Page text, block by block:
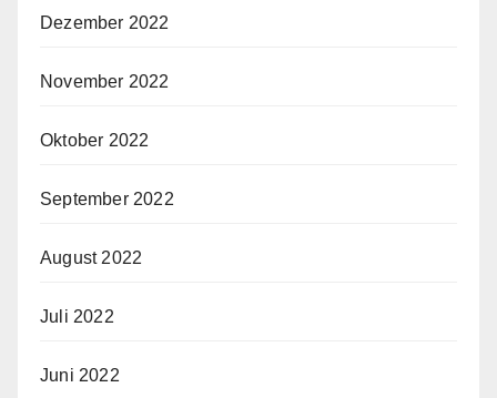
Dezember 2022
November 2022
Oktober 2022
September 2022
August 2022
Juli 2022
Juni 2022